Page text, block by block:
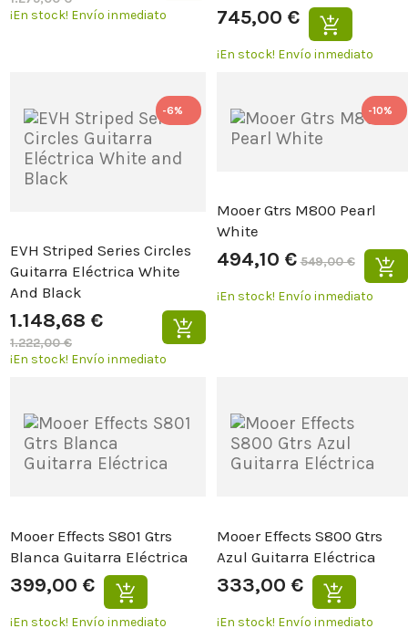
¡En stock! Envío inmediato 745,00 €
¡En stock! Envío inmediato
EVH Striped Series Circles
Guitarra Eléctrica White
And Black
1.148,68 €
1.222,00 €
-6%
¡En stock! Envío inmediato
Mooer Gtrs M800 Pearl
White
494,10 € 549,00 €
-10%
¡En stock! Envío inmediato
Mooer Effects S801 Gtrs
Blanca Guitarra Eléctrica
399,00 €
¡En stock! Envío inmediato
Mooer Effects S800 Gtrs
Azul Guitarra Eléctrica
333,00 €
¡En stock! Envío inmediato